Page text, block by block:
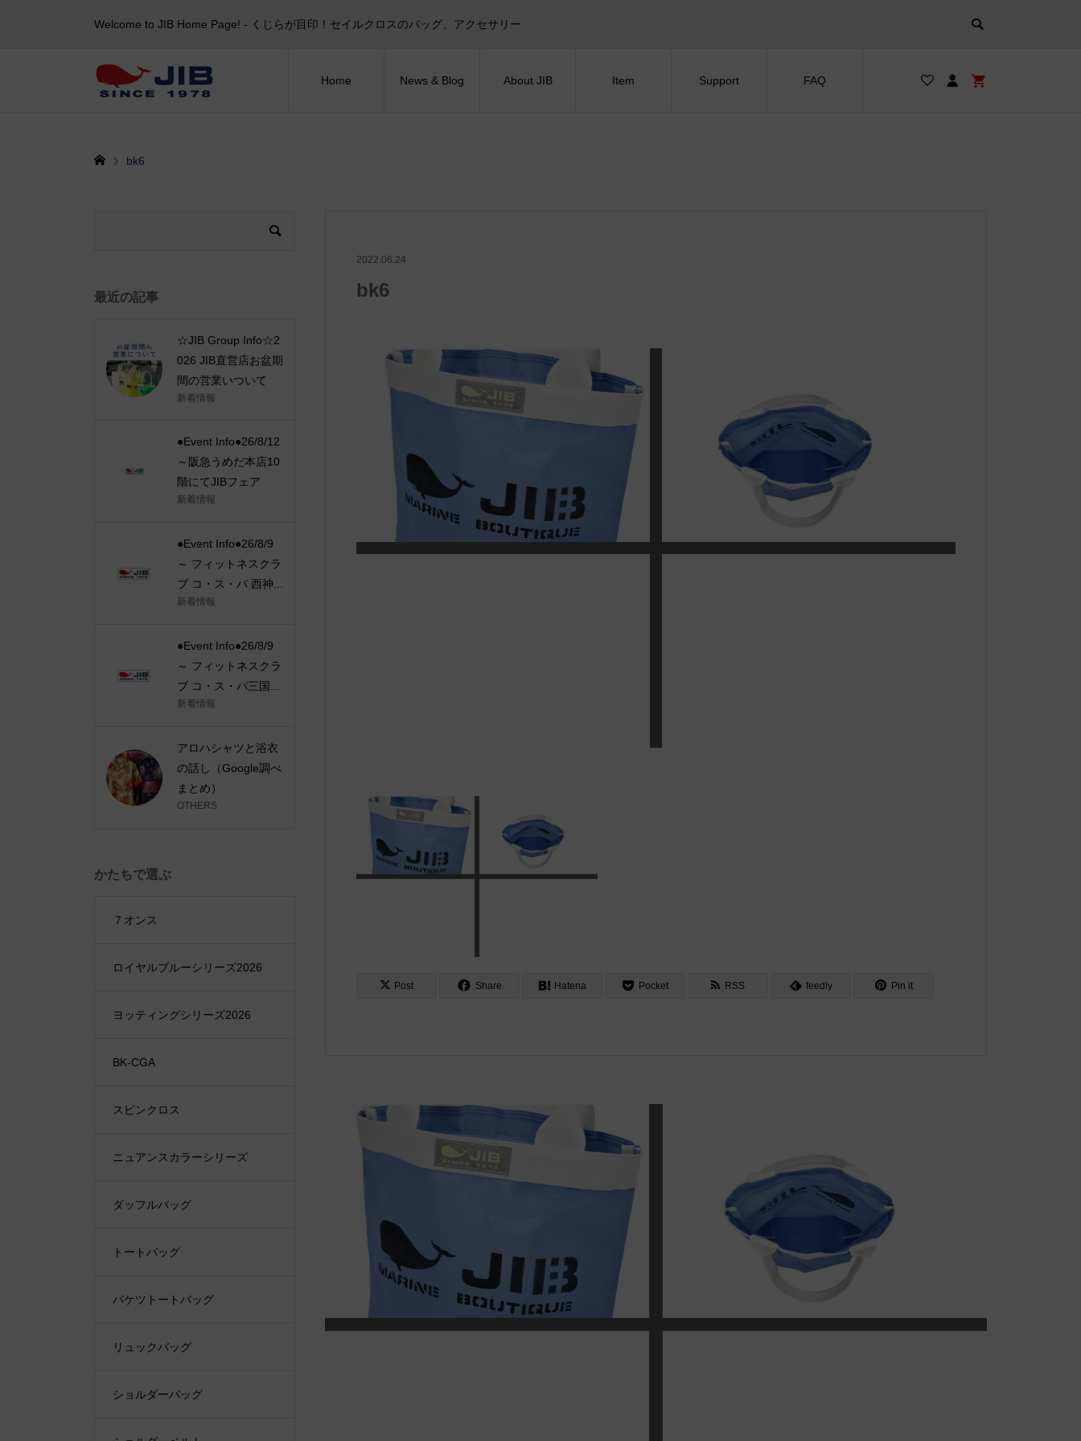
Welcome to JIB Home Page! ‐ くじらが目印！セイルクロスのバッグ、アクセサリー
Home News & Blog About JIB Item Support FAQ
bk6
2022.06.24
bk6
Post Share Hatena Pocket RSS feedly Pin it
最近の記事
☆JIB Group Info☆2
026 JIB直営店お盆期
間の営業いついて
新着情報
●Event Info●26/8/12
～阪急うめだ本店10
階にてJIBフェア
新着情報
●Event Info●26/8/9
～ フィットネスクラ
ブ コ・ス・パ 西神...
新着情報
●Event Info●26/8/9
～ フィットネスクラ
ブ コ・ス・パ三国...
新着情報
アロハシャツと浴衣
の話し（Google調べ
まとめ）
OTHERS
かたちで選ぶ
７オンス
ロイヤルブルーシリーズ2026
ヨッティングシリーズ2026
BK-CGA
スピンクロス
ニュアンスカラーシリーズ
ダッフルバッグ
トートバッグ
バケツトートバッグ
リュックバッグ
ショルダーバッグ